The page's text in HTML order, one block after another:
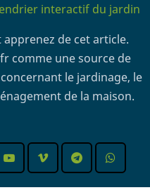
interactif du jardin
de cet article.
comme une source de
le jardinage, le
de la maison.